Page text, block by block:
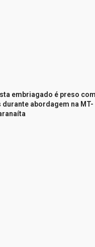
embriagado é preso com
durante abordagem na MT-